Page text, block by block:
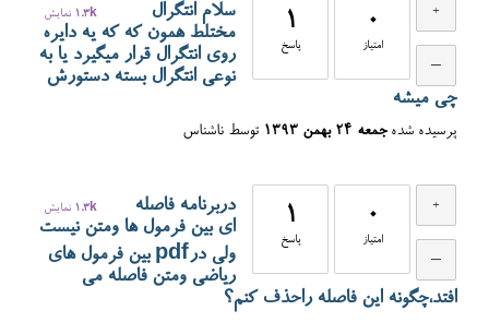
0
امتیاز
1
پاسخ
1.3k نمایش
سلام انتگرال
مختلط همون که که یه دایره
روی انتگرال قرار میگیرد یا به
نوعی انتگرال بسته دستورش
چی میشه
پرسیده شده جمعه ۲۴ بهمن ۱۳۹۳ توسط ناشناس
0
امتیاز
1
پاسخ
1.3k نمایش
دربرنامه فاصله
ای بین فرمول ها ومتن نیست
ولی درpdf بین فرمول های
ریاضی ومتن فاصله می
افتد،چگونه این فاصله راحذف کنم؟